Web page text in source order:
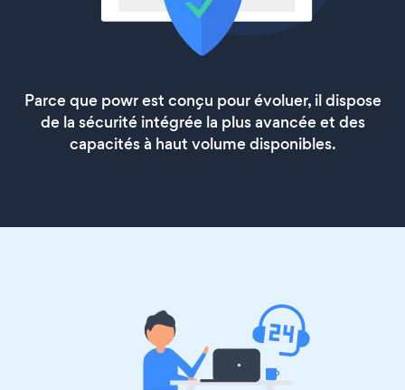
Parce que powr est conçu pour évoluer, il dispose
de la sécurité intégrée la plus avancée et des
capacités à haut volume disponibles.